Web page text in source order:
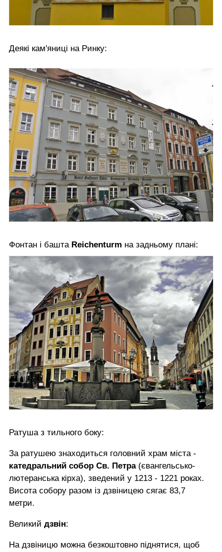
Деякі кам'яниці на Ринку:
Фонтан і башта Reichenturm на задньому плані:
Ратуша з тильного боку:
За ратушею знаходиться головний храм міста -
катедральний собор Св. Петра (євангельсько-
лютеранська кірха), зведений у 1213 - 1221 роках.
Висота собору разом із дзвіницею сягає 83,7
метри.
Великий дзвін:
На дзвіницю можна безкоштовно піднятися, щоб